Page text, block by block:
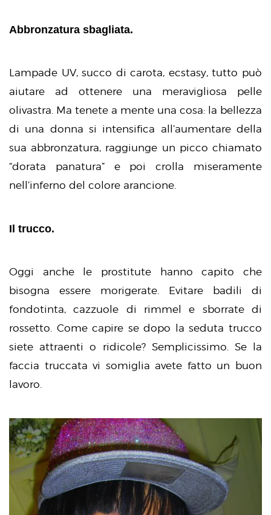
Abbronzatura sbagliata.
Lampade UV, succo di carota, ecstasy, tutto può
aiutare ad ottenere una meravigliosa pelle
olivastra. Ma tenete a mente una cosa: la bellezza
di una donna si intensifica all’aumentare della
sua abbronzatura, raggiunge un picco chiamato
“dorata panatura” e poi crolla miseramente
nell’inferno del colore arancione.
Il trucco.
Oggi anche le prostitute hanno capito che
bisogna essere morigerate. Evitare badili di
fondotinta, cazzuole di rimmel e sborrate di
rossetto. Come capire se dopo la seduta trucco
siete attraenti o ridicole? Semplicissimo. Se la
faccia truccata vi somiglia avete fatto un buon
lavoro.